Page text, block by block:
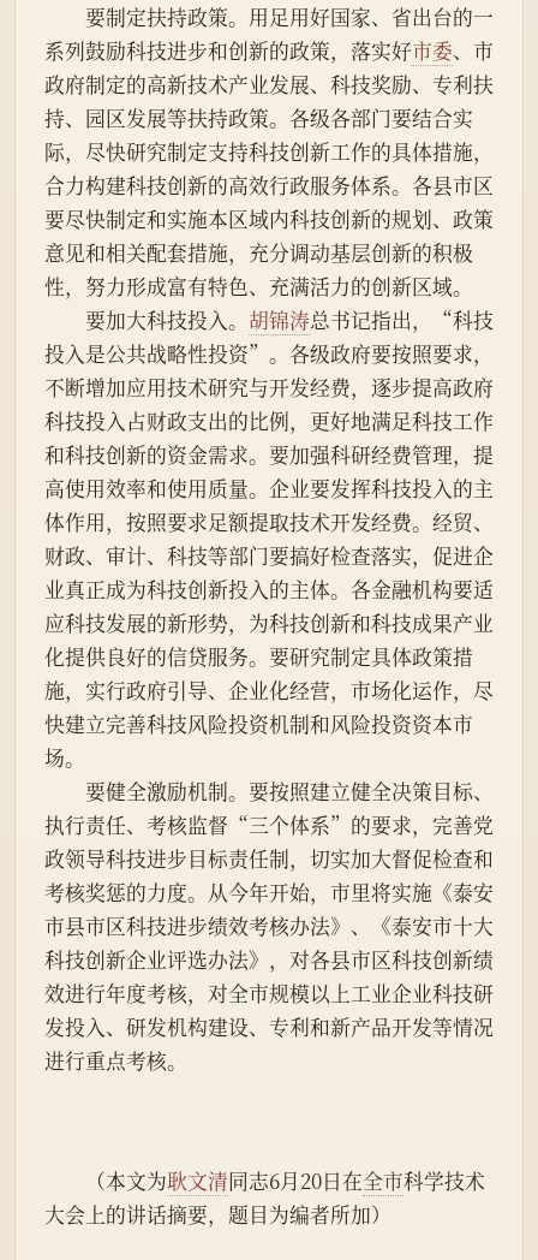
要制定扶持政策。用足用好国家、省出台的一
系列鼓励科技进步和创新的政策，落实好市委、市
政府制定的高新技术产业发展、科技奖励、专利扶
持、园区发展等扶持政策。各级各部门要结合实
际，尽快研究制定支持科技创新工作的具体措施，
合力构建科技创新的高效行政服务体系。各县市区
要尽快制定和实施本区域内科技创新的规划、政策
意见和相关配套措施，充分调动基层创新的积极
性，努力形成富有特色、充满活力的创新区域。
要加大科技投入。 胡锦涛总书记指出，“科技
投入是公共战略性投资”。各级政府要按照要求，
不断增加应用技术研究与开发经费，逐步提高政府
科技投入占财政支出的比例，更好地满足科技工作
和科技创新的资金需求。要加强科研经费管理，提
高使用效率和使用质量。企业要发挥科技投入的主
体作用，按照要求足额提取技术开发经费。经贸、
财政、审计、科技等部门要搞好检查落实，促进企
业真正成为科技创新投入的主体。各金融机构要适
应科技发展的新形势，为科技创新和科技成果产业
化提供良好的信贷服务。要研究制定具体政策措
施，实行政府引导、企业化经营，市场化运作，尽
快建立完善科技风险投资机制和风险投资资本市
场。
要健全激励机制。要按照建立健全决策目标、
执行责任、考核监督“三个体系”的要求，完善党
政领导科技进步目标责任制，切实加大督促检查和
考核奖惩的力度。从今年开始，市里将实施《泰安
市县市区科技进步绩效考核办法》、《泰安市十大
科技创新企业评选办法》，对各县市区科技创新绩
效进行年度考核，对全市规模以上工业企业科技研
发投入、研发机构建设、专利和新产品开发等情况
进行重点考核。
（本文为耿文清同志6月20日在全市科学技术
大会上的讲话摘要，题目为编者所加）